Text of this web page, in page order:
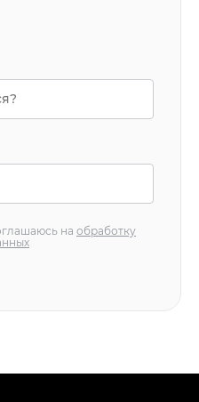
на обработку